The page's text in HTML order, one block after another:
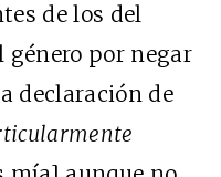
de los del
por negar
declaración de